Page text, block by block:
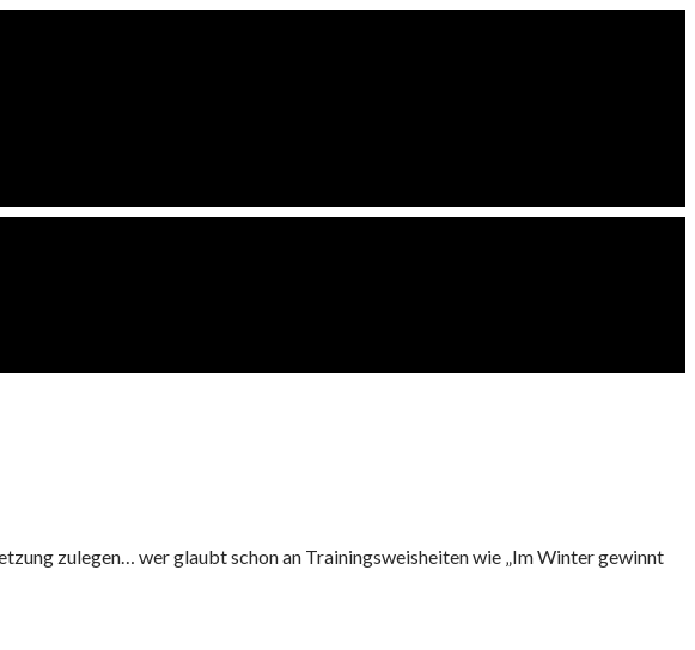
zulegen… wer glaubt schon an Trainingsweisheiten wie „Im Winter gewinnt